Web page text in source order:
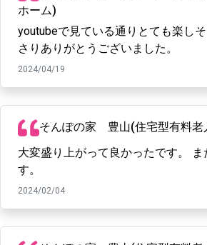
ホーム)
youtubeで見ている通りとても楽し
さりありがとうございました。
2024/04/19
そんぽの家 豊山(住宅型有料老
大変盛り上がって良かったです。 ま
す。
2024/02/04